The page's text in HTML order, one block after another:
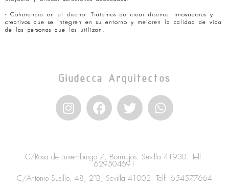
- Coherencia en el diseño: Tratamos de crear diseños innovadores y
creativos que se integren en su entorno y mejoren la calidad de vida
de las personas que los utilizan.
Giudecca Arquitectos
I
n
a
g
r
F
a
b
o
o
T
w
t
e
r
W
h
s
a
p
C/Rosa de Luxemburgo 7, Bormujos. Sevilla 41930. Telf.
629504691
C/Antonio Susillo, 48, 2ºB, Sevilla 41002. Telf. 654577664